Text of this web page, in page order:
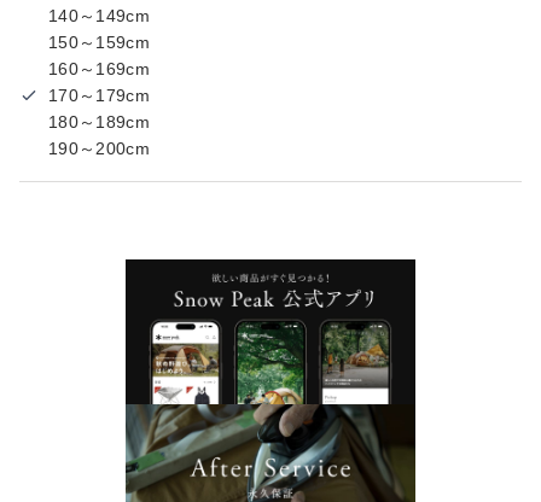
140～149cm
150～159cm
160～169cm
170～179cm
180～189cm
190～200cm